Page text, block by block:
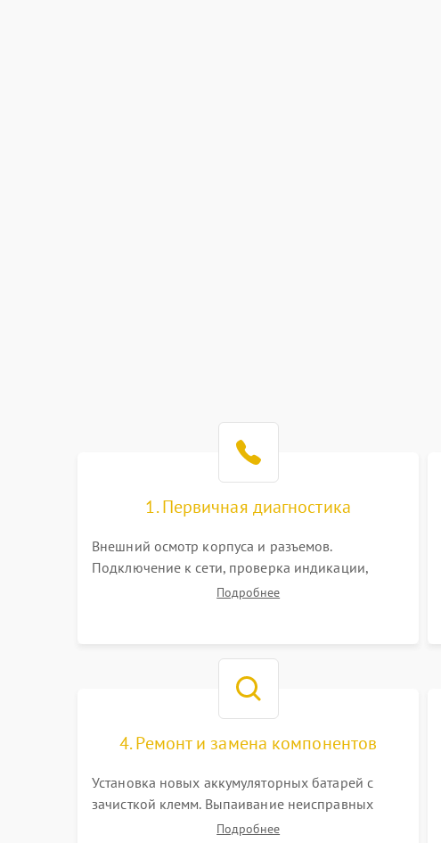
1. Первичная диагностика
Внешний осмотр корпуса и разъемов.
Подключение к сети, проверка индикации,
звуковых сигналов и кодов ошибок. Измерение
Подробнее
4. Ремонт и замена компонентов
Установка новых аккумуляторных батарей с
зачисткой клемм. Выпаивание неисправных
элементов инвертора или цепи зарядки и
Подробнее